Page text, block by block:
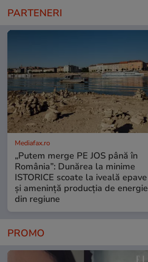
PARTENERI
Mediafax.ro
„Putem merge PE JOS până în
România”: Dunărea la minime
ISTORICE scoate la iveală epave
și amenință producția de energie
din regiune
PROMO